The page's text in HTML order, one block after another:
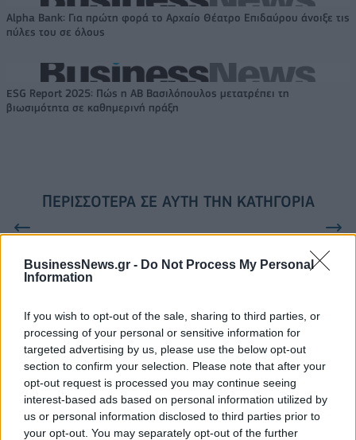
BusinessNews.gr - Do Not Process My Personal
Information
If you wish to opt-out of the sale, sharing to third parties, or
processing of your personal or sensitive information for
targeted advertising by us, please use the below opt-out
section to confirm your selection. Please note that after your
opt-out request is processed you may continue seeing
interest-based ads based on personal information utilized by
us or personal information disclosed to third parties prior to
your opt-out. You may separately opt-out of the further
Alpha Bank: Για πρώτη φορά το Αρχαίο Θέατρο Επιδαύρου άνοιξε τις
πύλες του σε όλους
ESG Report 2025: Πώς η ΑΒ Βασιλόπουλος μετατρέπει τη
βιωσιμότητα σε καθημερινή πράξη
ΠΕΡΙΣΣΌΤΕΡΑ ΣΕ ΑΥΤΉ ΤΗΝ ΚΑΤΗΓΟΡΊΑ
Ολυμπιακοί αγώνες: Το
πρόγραμμα των Ελλήνων
σήμερα
30/07/2024 - 10:02
Ολυμπιακοί αγώνες: Το
πρόγραμμα των Ελλήνων
σημερα - Στη "μάχη"
μπαίνει η Ντρισμπιώτη
01/08/2024 - 09:26